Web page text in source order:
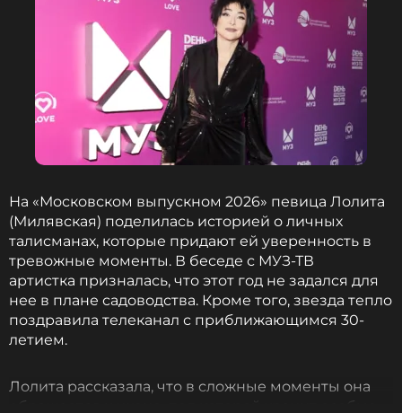
На «Московском выпускном 2026» певица Лолита
(Милявская) поделилась историей о личных
талисманах, которые придают ей уверенность в
тревожные моменты. В беседе с МУЗ-ТВ
артистка призналась, что этот год не задался для
нее в плане садоводства. Кроме того, звезда тепло
поздравила телеканал с приближающимся 30-
летием.
Лолита рассказала, что в сложные моменты она
обращается к иконе, под которой хранит особые